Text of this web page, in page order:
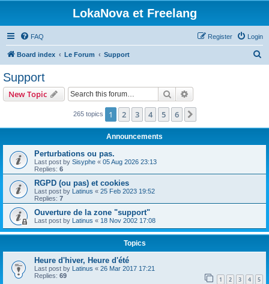
LokaNova et Freelang
FAQ Login
Register
Board index Le Forum Support
Support
New Topic Search
265 topics 1 2 3 4 5 6
Announcements
Perturbations ou pas.
Last post by Sisyphe « 05 Aug 2026 23:13
Replies: 6
RGPD (ou pas) et cookies
Last post by Latinus « 25 Feb 2023 19:52
Replies: 7
Ouverture de la zone "support"
Last post by Latinus « 18 Nov 2002 17:08
Topics
Heure d'hiver, Heure d'été
Last post by Latinus « 26 Mar 2017 17:21
Replies: 69 1 2 3 4 5